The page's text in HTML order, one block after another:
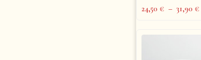
24,50€ – 31,90€